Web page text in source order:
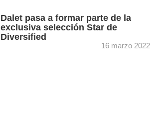
Dalet pasa a formar parte de la
exclusiva selección Star de
Diversified
16 marzo 2022